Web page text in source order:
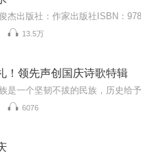
13.5万
！领先声创国庆诗歌特辑
6076